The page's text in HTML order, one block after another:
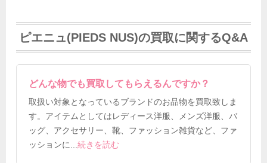
ピエニュ(PIEDS NUS)の買取に関するQ&A
どんな物でも買取してもらえるんですか？
取扱い対象となっているブランドのお品物を買取致しま
す。アイテムとしてはレディース洋服、メンズ洋服、バ
ッグ、アクセサリー、靴、ファッション雑貨など、ファ
ッションに...続きを読む